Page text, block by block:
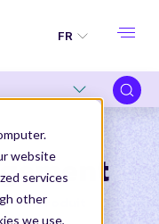
website
services
other
we use,
FR
Produit